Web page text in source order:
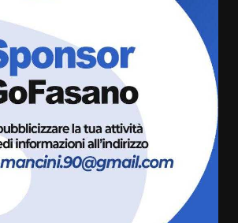
Carta d’identità: continua il piano
di aperture straordinarie del
Comune di Fasano
6 Agosto 2026 14:16
Grazia Neglia, coordinatrice
cittadina di Fratelli d’Italia,
pronta a tornare in Consiglio
comunale
6 Agosto 2026 08:00